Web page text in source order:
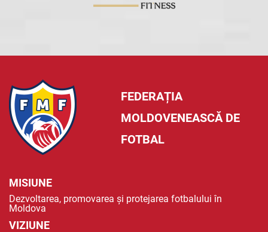
FEDERAȚIA
MOLDOVENEASCĂ DE
FOTBAL
MISIUNE
Dezvoltarea, promovarea și protejarea fotbalului în
Moldova
VIZIUNE